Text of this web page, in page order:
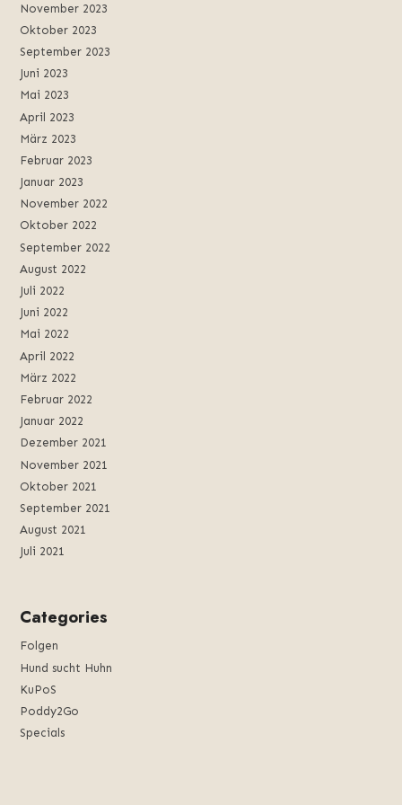
November 2023
Oktober 2023
September 2023
Juni 2023
Mai 2023
April 2023
März 2023
Februar 2023
Januar 2023
November 2022
Oktober 2022
September 2022
August 2022
Juli 2022
Juni 2022
Mai 2022
April 2022
März 2022
Februar 2022
Januar 2022
Dezember 2021
November 2021
Oktober 2021
September 2021
August 2021
Juli 2021
Categories
Folgen
Hund sucht Huhn
KuPoS
Poddy2Go
Specials